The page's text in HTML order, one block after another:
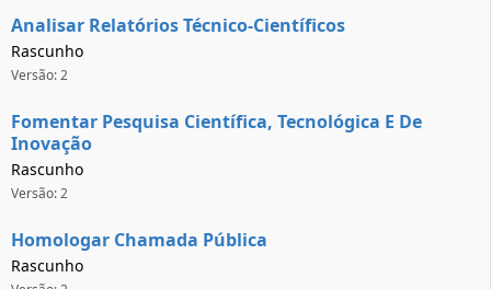
Analisar Relatórios Técnico-Científicos
Rascunho
Versão: 2
Fomentar Pesquisa Científica, Tecnológica E De
Inovação
Rascunho
Versão: 2
Homologar Chamada Pública
Rascunho